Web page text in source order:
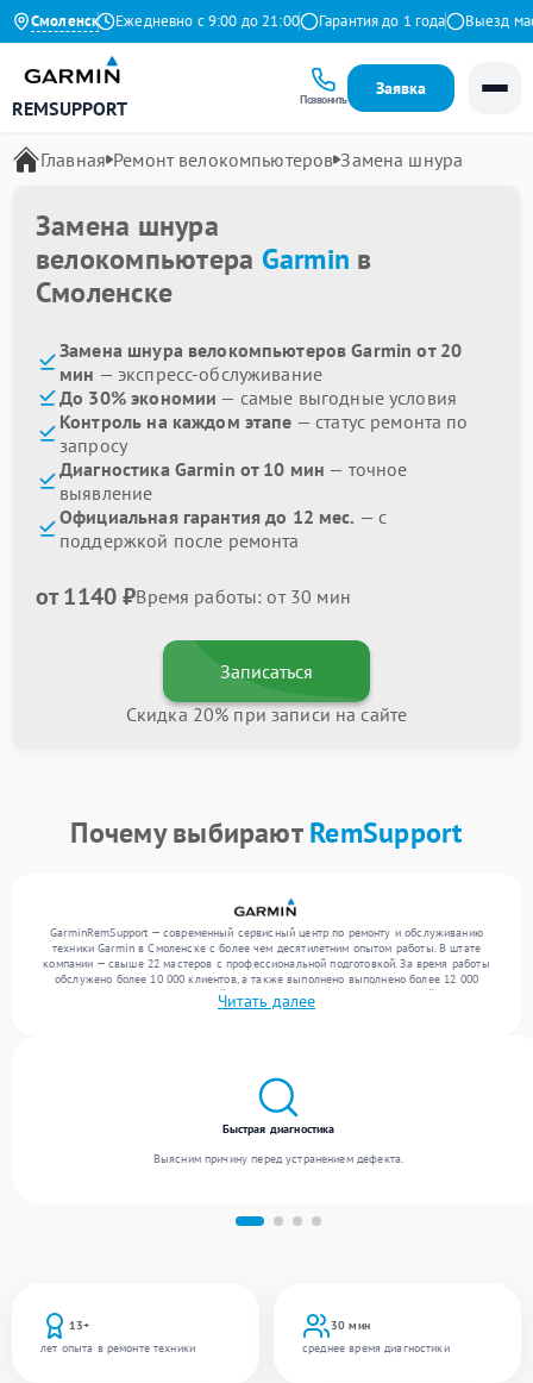
Смоленск
на Яндекс Ежедневно с 9:00 до 21:00 Гарантия до 1 года Выезд
REMSUPPORT Позвонить
Заявка
Главная Ремонт велокомпьютеров Замена шнура
Замена шнура
велокомпьютера Garmin в
Смоленске
Замена шнура велокомпьютеров Garmin от 20
мин — экспресс-обслуживание
До 30% экономии — самые выгодные условия
Контроль на каждом этапе — статус ремонта по
запросу
Диагностика Garmin от 10 мин — точное
выявление
Официальная гарантия до 12 мес. — с
поддержкой после ремонта
от 1140 ₽Время работы: от 30 мин
Записаться
Скидка 20% при записи на сайте
Почему выбираютRemSupport
GarminRemSupport — современный сервисный центр по ремонту и обслуживанию
техники Garmin в Смоленске с более чем десятилетним опытом работы. В штате
компании — свыше 22 мастеров с профессиональной подготовкой. За время работы
обслужено более 10 000 клиентов, а также выполнено выполнено более 12 000
ремонтов. Ежемесячно в сервисный центр поступает более 300 обращений, включая , ,
. Мы выполняем ремонт различного уровня сложности и гарантируем высокое
Читать далее
13+
лет опыта в ремонте техники
30 мин
среднее время диагностики
Быстрая диагностика
Выясним причину перед устранением дефекта.